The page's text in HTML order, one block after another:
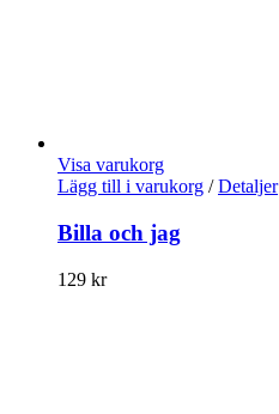
Visa varukorg
Lägg till i varukorg / Detaljer
Billa och jag
129 kr